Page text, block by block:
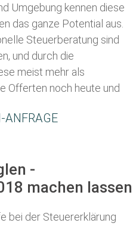
Umgebung kennen diese
das ganze Potential aus.
Steuerberatung sind
und durch die
meist mehr als
Offerten noch heute und
ANFRAGE
-
machen lassen
bei der Steuererklärung